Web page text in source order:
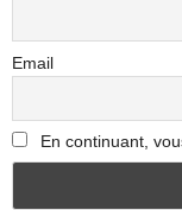
Email
En continuant,